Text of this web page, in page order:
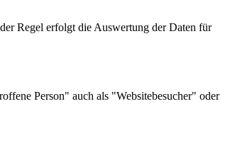
Regel erfolgt die Auswertung der Daten für
Person" auch als "Websitebesucher" oder